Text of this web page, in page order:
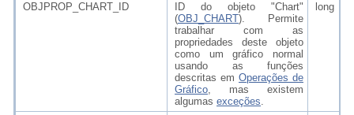
OBJPROP_CHART_ID
ID do objeto "Chart"
(OBJ_CHART). Permite
trabalhar com as
propriedades deste objeto
como um gráfico normal
usando as funções
descritas em Operações de
Gráfico, mas existem
algumas exceções.
long r/